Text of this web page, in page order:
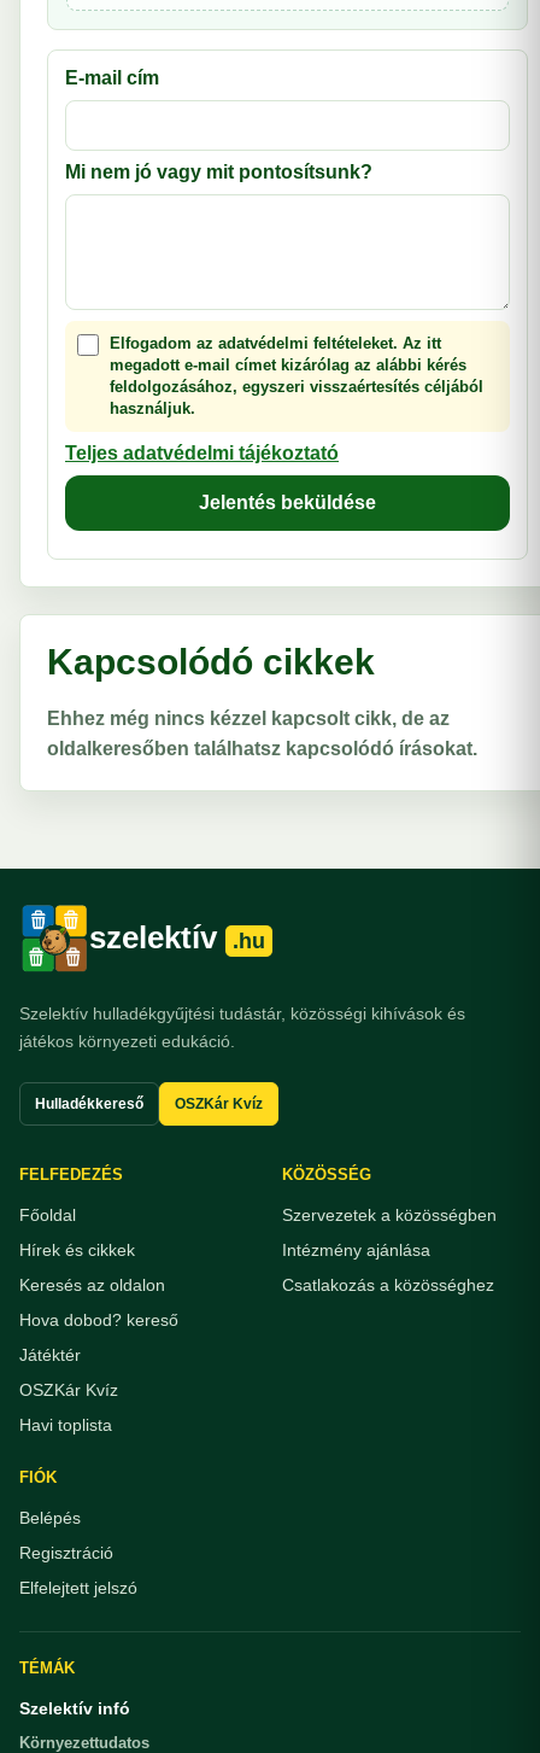
E-mail cím
Mi nem jó vagy mit pontosítsunk?
Elfogadom az adatvédelmi feltételeket. Az itt
megadott e-mail címet kizárólag az alábbi kérés
feldolgozásához, egyszeri visszaértesítés céljából
használjuk.
Teljes adatvédelmi tájékoztató
Jelentés beküldése
Kapcsolódó cikkek
Ehhez még nincs kézzel kapcsolt cikk, de az
oldalkeresőben találhatsz kapcsolódó írásokat.
szelektív .hu
Szelektív hulladékgyűjtési tudástár, közösségi kihívások és
játékos környezeti edukáció.
Hulladékkereső OSZKár Kvíz
FELFEDEZÉS
Főoldal
Hírek és cikkek
Keresés az oldalon
Hova dobod? kereső
Játéktér
OSZKár Kvíz
Havi toplista
KÖZÖSSÉG
Szervezetek a közösségben
Intézmény ajánlása
Csatlakozás a közösséghez
FIÓK
Belépés
Regisztráció
Elfelejtett jelszó
TÉMÁK
Szelektív infó
Környezettudatos